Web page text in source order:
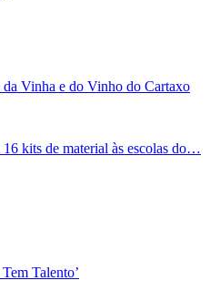
da Vinha e do Vinho do Cartaxo
16 kits de material às escolas do…
Talento’